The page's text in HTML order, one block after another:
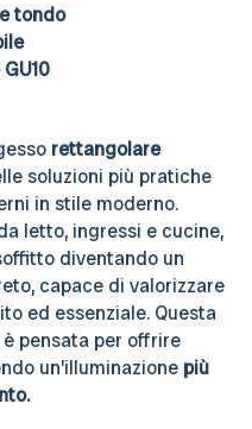
tondo
rettangolare
soluzioni più pratiche
in stile moderno.
letto, ingressi e cucine,
diventando un
capace di valorizzare
ed essenziale. Questa
è pensata per offrire
un’illuminazione più